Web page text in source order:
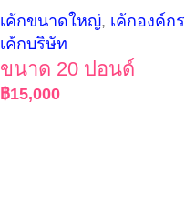
เค้กขนาดใหญ่, เค้กองค์กร
เค้กบริษัท
ขนาด 20 ปอนด์
฿15,000